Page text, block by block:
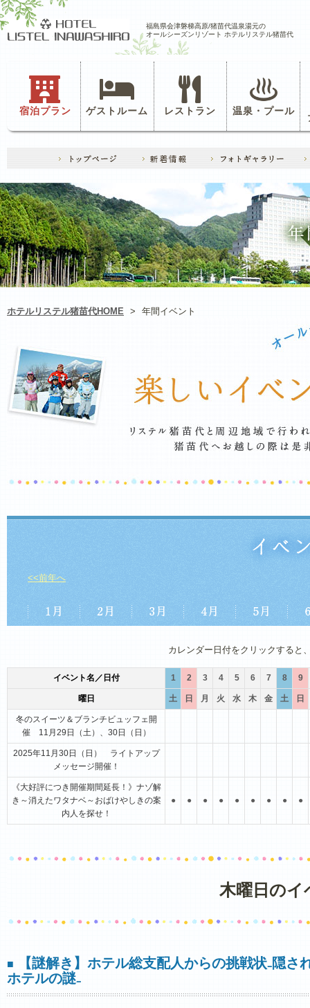
福島県会津磐梯高原/猪苗代温泉湯元の
オールシーズンリゾート ホテルリステル猪苗代
宿泊プラン ゲストルーム レストラン 温泉・プール
ホテルリステル猪苗代HOME > 年間イベント
<<前年へ
カレンダー日付をクリックすると
イベント名／日付 1 2 3 4 5 6 7 8 9
曜日 土 日 月 火 水 木 金 土 日
冬のスイーツ＆ブランチビュッフェ開
催 11月29日（土）、30日（日）
2025年11月30日（日） ライトアップ
メッセージ開催！
《大好評につき開催期間延長！》ナゾ解
き～消えたワタナベ～おばけやしきの案
内人を探せ！
● ● ● ● ● ● ● ● ●
木曜日の
■
【謎解き】ホテル総支配人からの挑戦状₋隠さ
ホテルの謎₋